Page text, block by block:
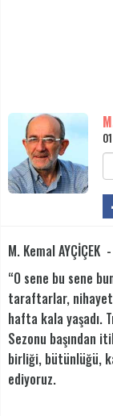
M. Kemal
“O sene bu sene
taraftarlar,
hafta kala yaşadı.
Sezonu başından
birliği, bütünlüğü,
ediyoruz.